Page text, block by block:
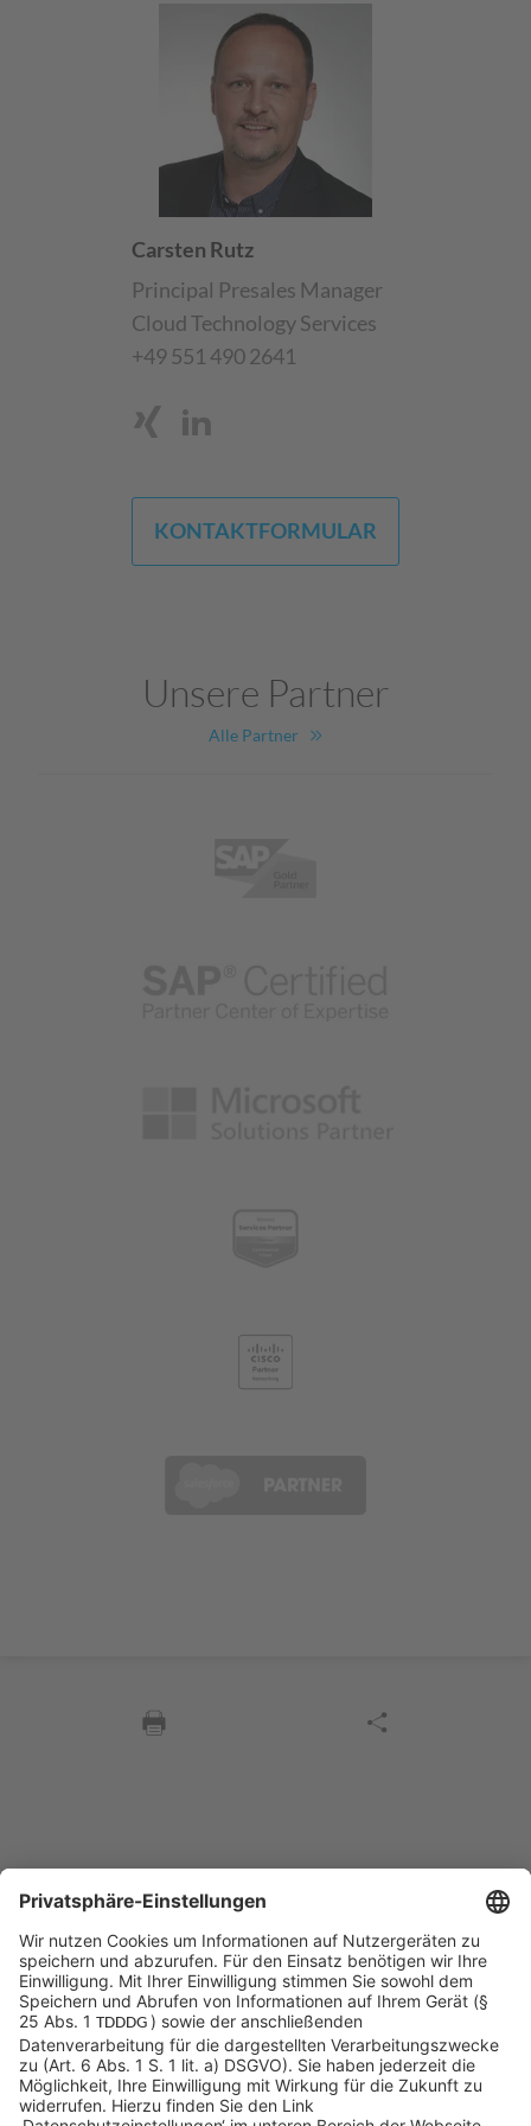
Carsten Rutz
Principal Presales Manager
Cloud Technology Services
+49 551 490 2641
KONTAKTFORMULAR
Unsere Partner
Alle Partner
Sycor Kontakt
info@sycor.de
+49 551 490 0